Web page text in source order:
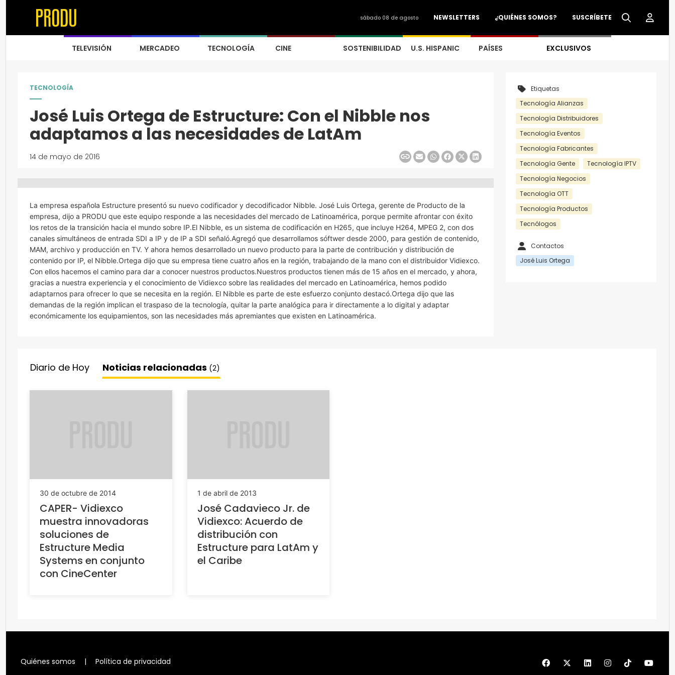
SUSCRÍBETE
¿QUIÉNES SOMOS?
NEWSLETTERS
sábado 08 de agosto
TELEVISIÓN MERCADEO TECNOLOGÍA CINE SOSTENIBILIDAD U.S. HISPANIC PAÍSES EXCLUSIVOS
TECNOLOGÍA
José Luis Ortega de Estructure: Con el Nibble nos
adaptamos a las necesidades de LatAm
14 de mayo de 2016
La empresa española Estructure presentó su nuevo codificador y decodificador Nibble. José Luis Ortega, gerente de Producto de la
empresa, dijo a PRODU que este equipo responde a las necesidades del mercado de Latinoamérica, porque permite afrontar con éxito
los retos de la transición hacia el mundo sobre IP.El Nibble, es un sistema de codificación en H265, que incluye H264, MPEG 2, con dos
canales simultáneos de entrada SDI a IP y de IP a SDI señaló.Agregó que desarrollamos sóftwer desde 2000, para gestión de contenido,
MAM, archivo y producción en TV. Y ahora hemos desarrollado un nuevo producto para la parte de contribución y distribución de
contenido por IP, el Nibble.Ortega dijo que su empresa tiene cuatro años en la región, trabajando de la mano con el distribuidor Vidiexco.
Con ellos hacemos el camino para dar a conocer nuestros productos.Nuestros productos tienen más de 15 años en el mercado, y ahora,
gracias a nuestra experiencia y el conocimiento de Vidiexco sobre las realidades del mercado en Latinoamérica, hemos podido
adaptarnos para ofrecer lo que se necesita en la región. El Nibble es parte de este esfuerzo conjunto destacó.Ortega dijo que las
demandas de la región implican el traspaso de la tecnología, quitar la parte analógica para ir directamente a lo digital y adaptar
económicamente los equipamientos, son las necesidades más apremiantes que existen en Latinoamérica.
Etiquetas
Tecnología Alianzas
Tecnología Distribuidores
Tecnología Eventos
Tecnología Fabricantes
Tecnología Gente
Tecnología IPTV
Tecnología Negocios
Tecnología OTT
Tecnología Productos
Tecnólogos
Contactos
José Luis Ortega
Diario de Hoy Noticias relacionadas (2)
30 de octubre de 2014
CAPER- Vidiexco
muestra innovadoras
soluciones de
Estructure Media
Systems en conjunto
con CineCenter
1 de abril de 2013
José Cadavieco Jr. de
Vidiexco: Acuerdo de
distribución con
Estructure para LatAm y
el Caribe
Quiénes somos | Política de privacidad